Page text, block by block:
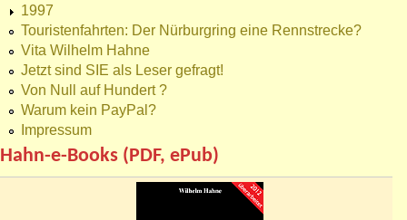
1997
Touristenfahrten: Der Nürburgring eine Rennstrecke?
Vita Wilhelm Hahne
Jetzt sind SIE als Leser gefragt!
Von Null auf Hundert ?
Warum kein PayPal?
Impressum
Hahn-e-Books (PDF, ePub)